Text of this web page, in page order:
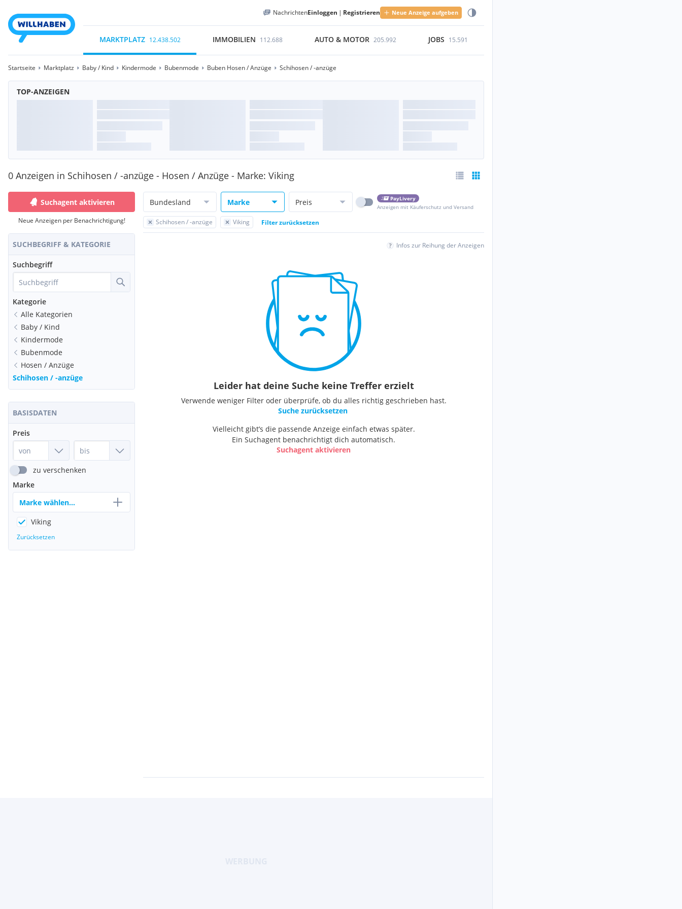
NachrichtenEinloggen | Registrieren Neue Anzeige aufgeben
MARKTPLATZ 12.438.502 IMMOBILIEN 112.688 AUTO & MOTOR 205.992 JOBS 15.591
Startseite Marktplatz Baby / Kind Kindermode Bubenmode Buben Hosen / Anzüge Schihosen / -anzüge
TOP-ANZEIGEN
0 Anzeigen in Schihosen / -anzüge - Hosen / Anzüge - Marke: Viking
Suchagent aktivieren
Neue Anzeigen per Benachrichtigung!
SUCHBEGRIFF & KATEGORIE
Suchbegriff
Kategorie
Alle Kategorien
Baby / Kind
Kindermode
Bubenmode
Hosen / Anzüge
Schihosen / -anzüge
BASISDATEN
Preis
zu verschenken
Marke
Marke wählen...
Viking
Zurücksetzen
Bundesland Marke Preis
PayLivery
Anzeigen mit Käuferschutz und Versand
Schihosen / -anzüge Viking Filter zurücksetzen
Infos zur Reihung der Anzeigen
Leider hat deine Suche keine Treffer erzielt
Verwende weniger Filter oder überprüfe, ob du alles richtig geschrieben hast.
Suche zurücksetzen
Vielleicht gibt’s die passende Anzeige einfach etwas später.
Ein Suchagent benachrichtigt dich automatisch.
Suchagent aktivieren